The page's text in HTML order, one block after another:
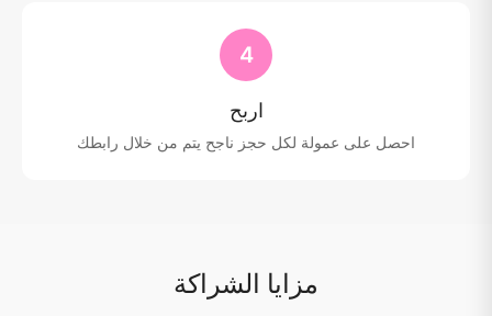
4
اربح
احصل على عمولة لكل حجز ناجح يتم من خلال رابطك
مزايا الشراكة